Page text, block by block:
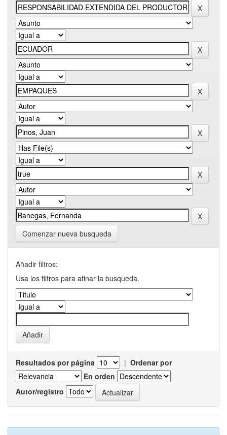
Comenzar nueva busqueda
Añadir filtros:
Usa los filtros para afinar la busqueda.
Resultados por página | Ordenar por
En orden
Autor/registro